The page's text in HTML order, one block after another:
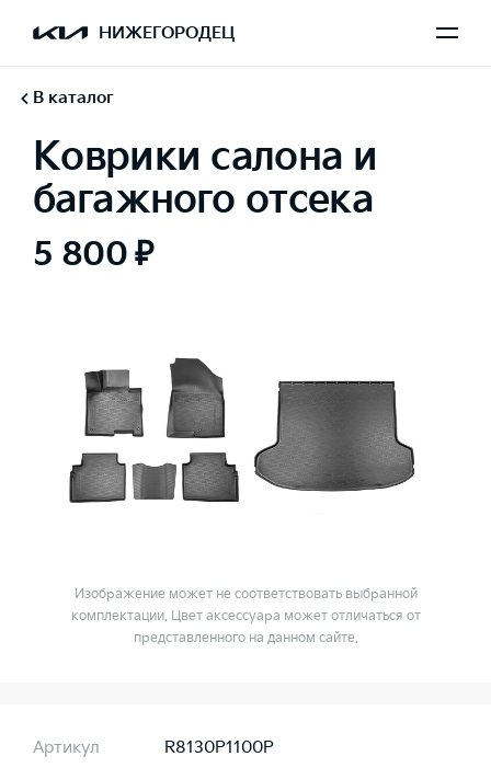
НИЖЕГОРОДЕЦ
В каталог
Коврики салона и
багажного отcека
5 800 ₽
Изображение может не соответствовать выбранной
комплектации. Цвет аксессуара может отличаться от
представленного на данном сайте.
Артикул
R8130P1100P